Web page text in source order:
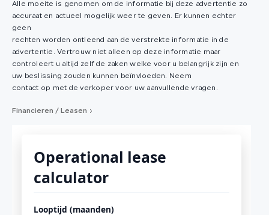
Alle moeite is genomen om de informatie bij deze advertentie zo
accuraat en actueel mogelijk weer te geven. Er kunnen echter
geen
rechten worden ontleend aan de verstrekte informatie in de
advertentie. Vertrouw niet alleen op deze informatie maar
controleert u altijd zelf de zaken welke voor u belangrijk zijn en
uw beslissing zouden kunnen beïnvloeden. Neem
contact op met de verkoper voor uw aanvullende vragen.
Financieren / Leasen